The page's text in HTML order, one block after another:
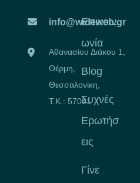
info@wideweb.gr
Αθανασίου Διάκου 1,
Θέρμη,
Θεσσαλονίκη,
Τ.Κ.: 57001
Επικοιν
ωνία
Blog
Συχνές
Ερωτήσ
εις
Γίνε